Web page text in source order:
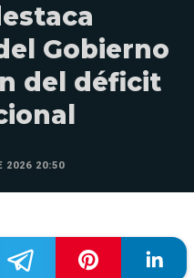
Gobierno
del déficit
2026 20:50